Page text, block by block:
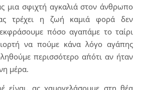
μια σφιχτή αγκαλιά στον άνθρωπο
τρέχει η ζωή καμιά φορά δεν
πόσο αγαπάμε το ταίρι
να πούμε κάνα λόγο αγάπης
περισσότερο απ΄ότι αν ήταν
μέρα.
είναι, ας χαμογελάσουμε στη θέα